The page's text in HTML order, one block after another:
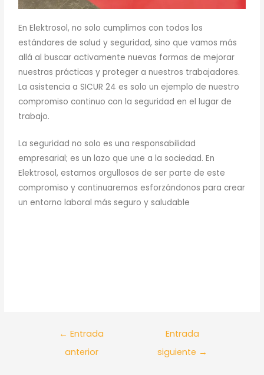
En Elektrosol, no solo cumplimos con todos los
estándares de salud y seguridad, sino que vamos más
allá al buscar activamente nuevas formas de mejorar
nuestras prácticas y proteger a nuestros trabajadores.
La asistencia a SICUR 24 es solo un ejemplo de nuestro
compromiso continuo con la seguridad en el lugar de
trabajo.
La seguridad no solo es una responsabilidad
empresarial; es un lazo que une a la sociedad. En
Elektrosol, estamos orgullosos de ser parte de este
compromiso y continuaremos esforzándonos para crear
un entorno laboral más seguro y saludable
← Entrada
anterior
Entrada
siguiente →